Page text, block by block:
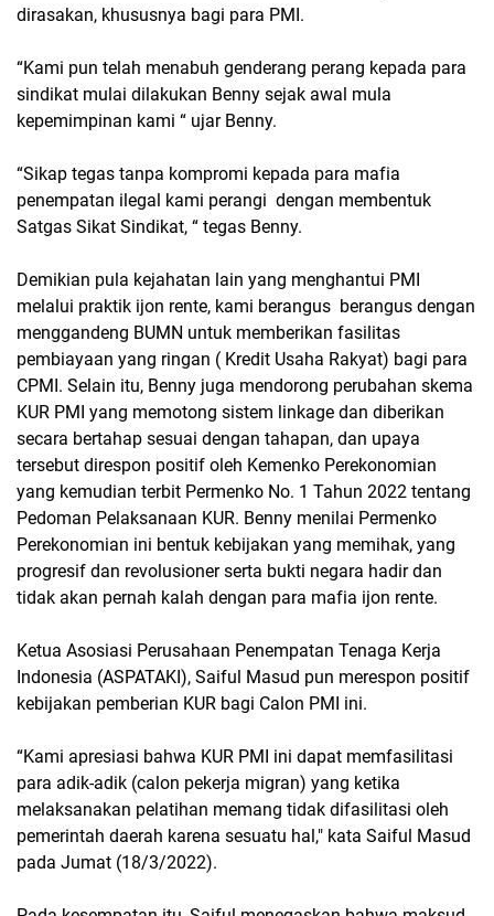
dirasakan, khususnya bagi para PMI.
“Kami pun telah menabuh genderang perang kepada para
sindikat mulai dilakukan Benny sejak awal mula
kepemimpinan kami “ ujar Benny.
“Sikap tegas tanpa kompromi kepada para mafia
penempatan ilegal kami perangi dengan membentuk
Satgas Sikat Sindikat, “ tegas Benny.
Demikian pula kejahatan lain yang menghantui PMI
melalui praktik ijon rente, kami berangus berangus dengan
menggandeng BUMN untuk memberikan fasilitas
pembiayaan yang ringan ( Kredit Usaha Rakyat) bagi para
CPMI. Selain itu, Benny juga mendorong perubahan skema
KUR PMI yang memotong sistem linkage dan diberikan
secara bertahap sesuai dengan tahapan, dan upaya
tersebut direspon positif oleh Kemenko Perekonomian
yang kemudian terbit Permenko No. 1 Tahun 2022 tentang
Pedoman Pelaksanaan KUR. Benny menilai Permenko
Perekonomian ini bentuk kebijakan yang memihak, yang
progresif dan revolusioner serta bukti negara hadir dan
tidak akan pernah kalah dengan para mafia ijon rente.
Ketua Asosiasi Perusahaan Penempatan Tenaga Kerja
Indonesia (ASPATAKI), Saiful Masud pun merespon positif
kebijakan pemberian KUR bagi Calon PMI ini.
“Kami apresiasi bahwa KUR PMI ini dapat memfasilitasi
para adik-adik (calon pekerja migran) yang ketika
melaksanakan pelatihan memang tidak difasilitasi oleh
pemerintah daerah karena sesuatu hal," kata Saiful Masud
pada Jumat (18/3/2022).